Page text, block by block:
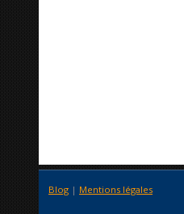
Blog | Mentions légales